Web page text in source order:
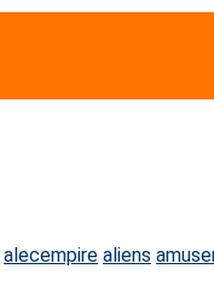
alecempire aliens